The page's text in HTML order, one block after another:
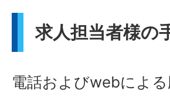
求人担当者様の
電話およびwebによ